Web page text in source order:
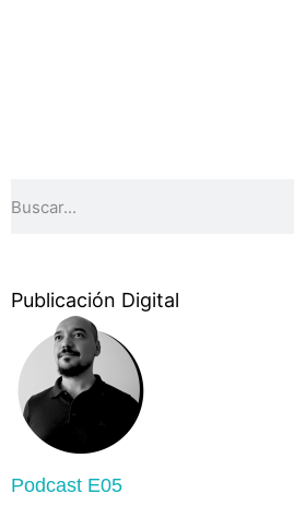
Publicación Digital
Podcast E05